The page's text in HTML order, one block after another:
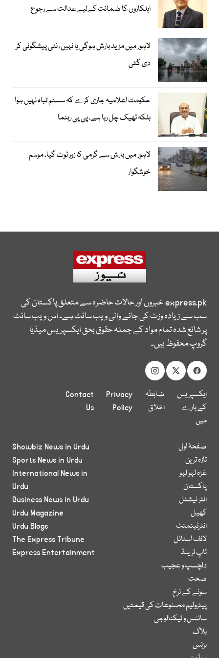
اہلکاروں کا ضمانت کےلیے عدالت سے رجوع
لاہور میں مزید بارش ہوگی یا نہیں، نئی پیشگوئی کر
دی گئی
حکومت اعلامیہ جاری کرے کہ سسٹم تباہ نہیں ہوا
بلکہ ٹھیک چل رہا ہے، پی پی رہنما
لاہور میں بارش سے گرمی کا زور ٹوٹ گیا، موسم
خوشگوار
express.pkخبروں اور حالات حاضرہ سے متعلق پاکستان کی
سب سے زیادہ وزٹ کی جانے والی ویب سائٹ ہے۔ اس ویب سائٹ
پر شائع شدہ تمام مواد کے جملہ حقوق بحق ایکسپریس میڈیا
گروپ محفوظ ہیں۔
ایکسپریس
کے بارے
میں
ضابطہ
اخلاق
Privacy
Policy
Contact
Us
صفحۂ اول
تازہ ترین
غزہ لہو لہو
پاکستان
انٹر نیشنل
کھیل
انٹرٹینمنٹ
لائف اسٹائل
ٹاپ ٹرینڈ
دلچسپ و عجیب
صحت
سونے کے نرخ
پیٹرولیم مصنوعات کی قیمتیں
سائنس و ٹیکنالوجی
بلاگ
بزنس
Showbiz News in Urdu
Sports News in Urdu
International News in
Urdu
Business News in Urdu
Urdu Magazine
Urdu Blogs
The Express Tribune
Express Entertainment